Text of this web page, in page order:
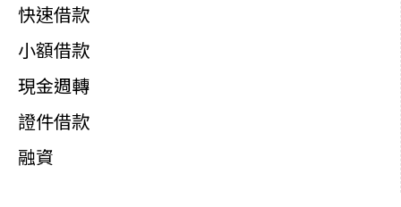
快速借款
小額借款
現金週轉
證件借款
融資